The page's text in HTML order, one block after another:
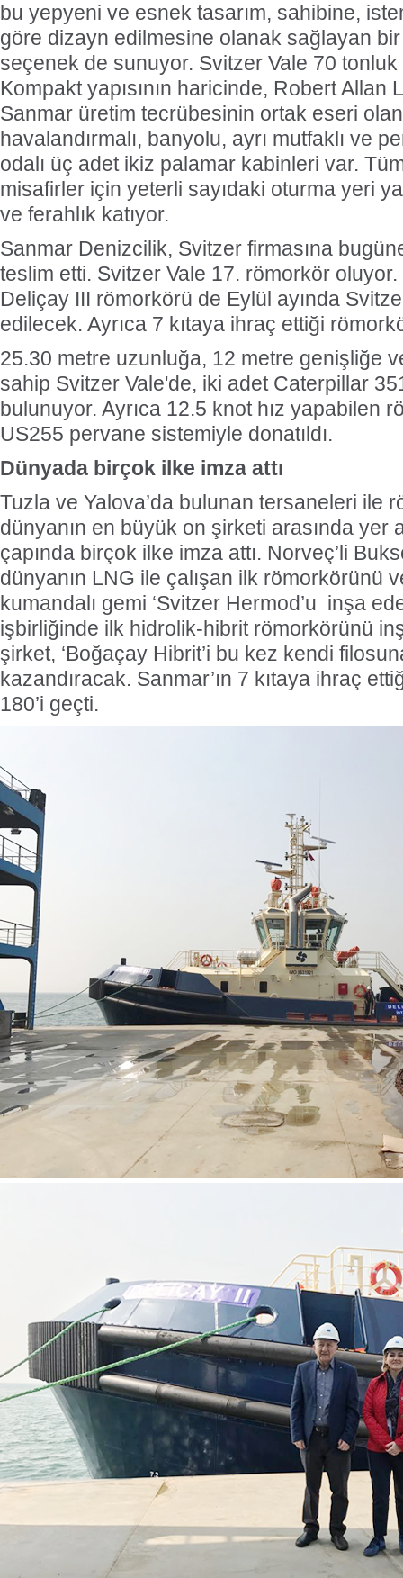
bu yepyeni ve esnek tasarım, sahibine,
göre dizayn edilmesine olanak sağlayan
seçenek de sunuyor. Svitzer Vale 70
Kompakt yapısının haricinde, Robert Allan
Sanmar üretim tecrübesinin ortak eseri
havalandırmalı, banyolu, ayrı mutfaklı ve
odalı üç adet ikiz palamar kabinleri var.
misafirler için yeterli sayıdaki oturma yeri
ve ferahlık katıyor.
Sanmar Denizcilik, Svitzer firmasına
teslim etti. Svitzer Vale 17. römorkör
Deliçay III römorkörü de Eylül ayında
edilecek. Ayrıca 7 kıtaya ihraç ettiği
25.30 metre uzunluğa, 12 metre genişliğe
sahip Svitzer Vale'de, iki adet Caterpillar
bulunuyor. Ayrıca 12.5 knot hız yapabilen
US255 pervane sistemiyle donatıldı.
Dünyada birçok ilke imza attı
Tuzla ve Yalova’da bulunan tersaneleri ile
dünyanın en büyük on şirketi arasında yer
çapında birçok ilke imza attı. Norveç’li
dünyanın LNG ile çalışan ilk römorkörünü
kumandalı gemi ‘Svitzer Hermod’u inşa
işbirliğinde ilk hidrolik-hibrit römorkörünü
şirket, ‘Boğaçay Hibrit’i bu kez kendi
kazandıracak. Sanmar’ın 7 kıtaya ihraç
180’i geçti.